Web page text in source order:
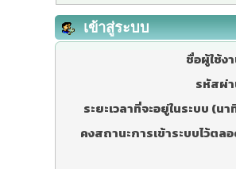
เข้าสู่ระบบ
ชื่อผู้ใช้ง
รหัสผ่
ระยะเวลาที่จะอยู่ในระบบ (นา
คงสถานะการเข้าระบบไว้ตล